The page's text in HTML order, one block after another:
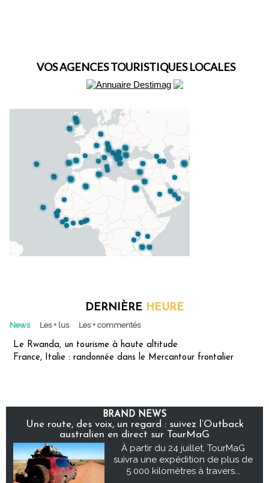
VOS AGENCES TOURISTIQUES LOCALES
DERNIÈRE HEURE
News Les + lus Les + commentés
Le Rwanda, un tourisme à haute altitude
France, Italie : randonnée dans le Mercantour frontalier
BRAND NEWS
Une route, des voix, un regard : suivez l’Outback
australien en direct sur TourMaG
À partir du 24 juillet, TourMaG
suivra une expédition de plus de
5 000 kilomètres à travers...